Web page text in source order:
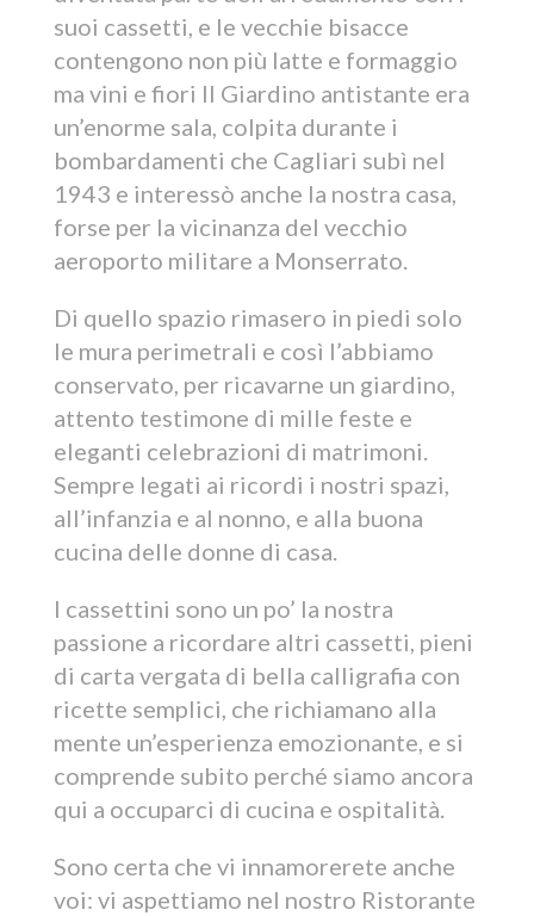
suoi cassetti, e le vecchie bisacce
contengono non più latte e formaggio
ma vini e fiori Il Giardino antistante era
un’enorme sala, colpita durante i
bombardamenti che Cagliari subì nel
1943 e interessò anche la nostra casa,
forse per la vicinanza del vecchio
aeroporto militare a Monserrato.
Di quello spazio rimasero in piedi solo
le mura perimetrali e così l’abbiamo
conservato, per ricavarne un giardino,
attento testimone di mille feste e
eleganti celebrazioni di matrimoni.
Sempre legati ai ricordi i nostri spazi,
all’infanzia e al nonno, e alla buona
cucina delle donne di casa.
I cassettini sono un po’ la nostra
passione a ricordare altri cassetti, pieni
di carta vergata di bella calligrafia con
ricette semplici, che richiamano alla
mente un’esperienza emozionante, e si
comprende subito perché siamo ancora
qui a occuparci di cucina e ospitalità.
Sono certa che vi innamorerete anche
voi: vi aspettiamo nel nostro Ristorante